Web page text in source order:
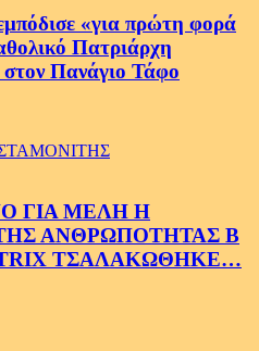
«για πρώτη φορά
Πατριάρχη
στον Πανάγιο Τάφο
ΓΙΑ ΜΕΛΗ Η
ΑΝΘΡΩΠΟΤΗΤΑΣ Β
ΤΣΑΛΑΚΩΘΗΚΕ…